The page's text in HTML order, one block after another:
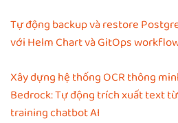
Tự động backup và restore
với Helm Chart và GitOps
Xây dựng hệ thống OCR thông
Bedrock: Tự động trích xuất text
training chatbot AI